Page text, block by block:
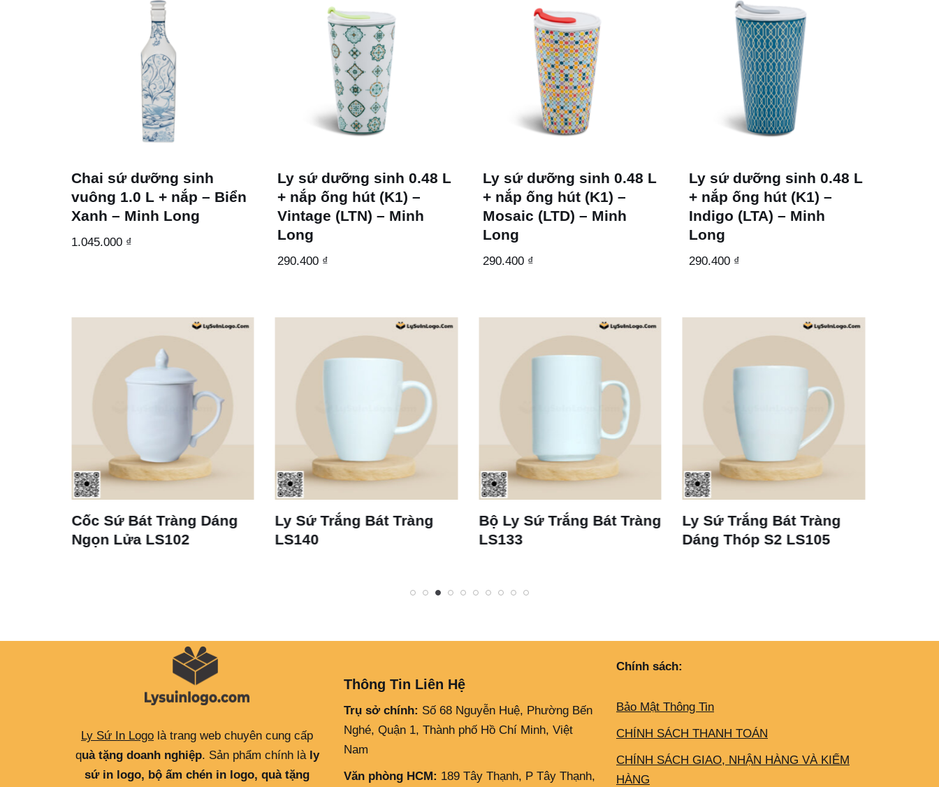
Chai sứ dưỡng sinh
vuông 1.0 L + nắp – Biển
Xanh – Minh Long
1.045.000 ₫
Ly sứ dưỡng sinh 0.48 L
+ nắp ống hút (K1) –
Vintage (LTN) – Minh
Long
290.400 ₫
Ly sứ dưỡng sinh 0.48 L
+ nắp ống hút (K1) –
Mosaic (LTD) – Minh
Long
290.400 ₫
Ly sứ dưỡng sinh 0.48 L
+ nắp ống hút (K1) –
Indigo (LTA) – Minh
Long
290.400 ₫
Cốc Sứ Bát Tràng Dáng
Ngọn Lửa LS102
Ly Sứ Trắng Bát Tràng
LS140
Bộ Ly Sứ Trắng Bát Tràng
LS133
Ly Sứ Trắng Bát Tràng
Dáng Thóp S2 LS105
Ly Sứ In Logo là trang web chuyên cung cấp
quà tặng doanh nghiệp. Sản phẩm chính là ly
sứ in logo, bộ ấm chén in logo, quà tặng
Thông Tin Liên Hệ
Trụ sở chính: Số 68 Nguyễn Huệ, Phường Bến
Nghé, Quận 1, Thành phố Hồ Chí Minh, Việt
Nam
Văn phòng HCM: 189 Tây Thạnh, P Tây Thạnh,
Chính sách:
Bảo Mật Thông Tin
CHÍNH SÁCH THANH TOÁN
CHÍNH SÁCH GIAO, NHẬN HÀNG VÀ KIỂM
HÀNG